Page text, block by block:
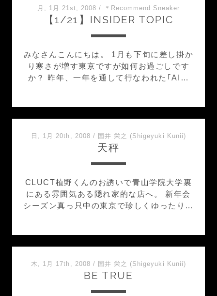
月, 1月 21st, 2008 / ＊Recommend Sneaker
【1/21】INSIDER TOPIC
みなさんこんにちは。 1月も下旬に差し掛か
り寒さが増す東京ですが如何お過ごしです
か？ 昨年、一年を通して行なわれた｢AI…
日, 1月 20th, 2008 / 国井 栄之 (Shigeyuki Kunii)
天秤
CLUCT植野くんのお誘いで青山学院大学裏
にある雰囲気ある隠れ家的な店へ。 新年会
シーズン真っ只中の東京で珍しくゆったり…
木, 1月 17th, 2008 / 国井 栄之 (Shigeyuki Kunii)
BE TRUE